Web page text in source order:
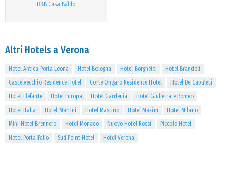
B&B Casa Baldo
Altri Hotels a Verona
Hotel Antica Porta Leona Hotel Bologna Hotel Borghetti
Hotel Brandoli
Castelvecchio Residence Hotel
Corte Ongaro Residence Hotel
Hotel De Capuleti
Hotel Elefante
Hotel Europa Hotel Gardenia
Hotel Giulietta e Romeo
Hotel Italia
Hotel Martini Hotel Mastino Hotel Maxim
Hotel Milano
Mini Hotel Brennero
Hotel Monaco Nuovo Hotel Rossi
Piccolo Hotel
Hotel Porta Palio
Sud Point Hotel Hotel Verona